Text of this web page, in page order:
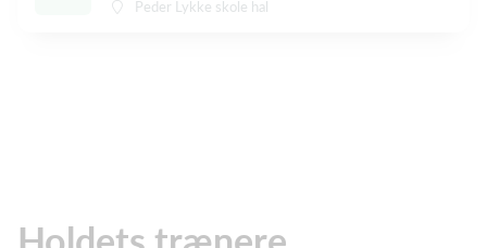
Peder Lykke skole hal